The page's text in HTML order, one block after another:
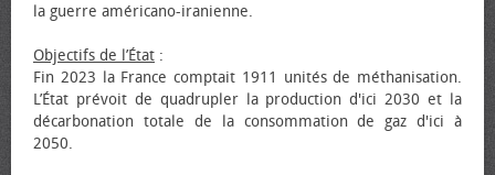
la guerre américano-iranienne.
Objectifs de l’État :
Fin 2023 la France comptait 1911 unités de méthanisation.
L’État prévoit de quadrupler la production d'ici 2030 et la
décarbonation totale de la consommation de gaz d'ici à
2050.